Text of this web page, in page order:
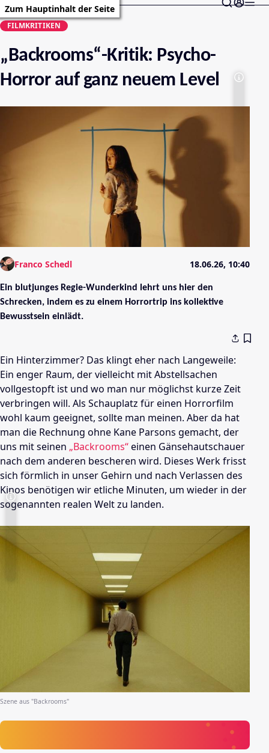
Zum Hauptinhalt der Seite
FILMKRITIKEN
„Backrooms“-Kritik: Psycho-
Horror auf ganz neuem Level
Franco Schedl 18.06.26, 10:40
Ein blutjunges Regie-Wunderkind lehrt uns hier den
Schrecken, indem es zu einem Horrortrip ins kollektive
Bewusstsein einlädt.
Ein Hinterzimmer? Das klingt eher nach Langeweile:
Ein enger Raum, der vielleicht mit Abstellsachen
vollgestopft ist und wo man nur möglichst kurze Zeit
verbringen will. Als Schauplatz für einen Horrorfilm
wohl kaum geeignet, sollte man meinen. Aber da hat
man die Rechnung ohne Kane Parsons gemacht, der
uns mit seinen „Backrooms“einen Gänsehautschauer
nach dem anderen bescheren wird. Dieses Werk frisst
sich förmlich in unser Gehirn und nach Verlassen des
Kinos benötigen wir etliche Minuten, um wieder in der
sogenannten realen Welt zu landen.
Szene aus "Backrooms"